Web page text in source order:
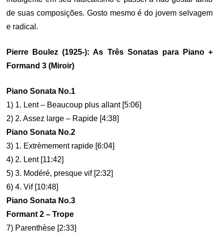
de suas composições. Gosto mesmo é do jovem selvagem
e radical.
Pierre Boulez (1925-): As Três Sonatas para Piano +
Formand 3 (Miroir)
Piano Sonata No.1
1) 1. Lent – Beaucoup plus allant [5:06]
2) 2. Assez large – Rapide [4:38]
Piano Sonata No.2
3) 1. Extrèmement rapide [6:04]
4) 2. Lent [11:42]
5) 3. Modéré, presque vif [2:32]
6) 4. Vif [10:48]
Piano Sonata No.3
Formant 2 – Trope
7) Parenthèse [2:33]